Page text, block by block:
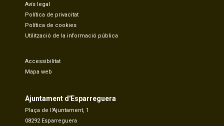
Avís legal
Política de privacitat
Política de cookies
Utilització de la informació pública
Accessibilitat
Mapa web
Ajuntament d'Esparreguera
Plaça de l'Ajuntament, 1
08292 Esparreguera